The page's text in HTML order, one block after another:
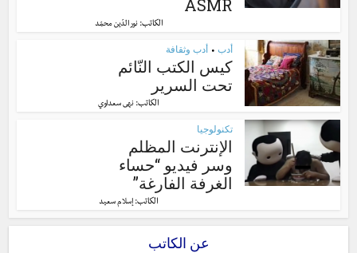
ASMR
الكاتب:نور الدّين محمّد
أدب • أدب وثقافة
كيس الكتب النّائم
تحت السرير
الكاتب: نهى سعداوي
تكنولوجيا
الإنترنت المظلم
وسر فيديو “حساء
الغرفة الفارغة”
الكاتب: إسلام سعيد
عن الكاتب